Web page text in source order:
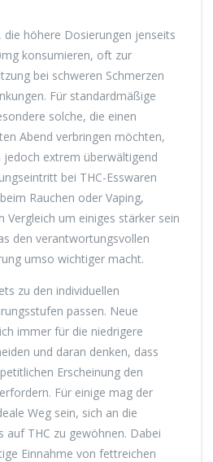
die höhere Dosierungen jenseits
konsumieren, oft zur
bei schweren Schmerzen
Für standardmäßige
solche, die einen
Abend verbringen möchten,
extrem überwältigend
bei THC-Esswaren
Rauchen oder Vaping,
Vergleich um einiges stärker sein
den verantwortungsvollen
umso wichtiger macht.
zu den individuellen
passen. Neue
immer für die niedrigere
und daran denken, dass
Erscheinung den
Für einige mag der
Weg sein, sich an die
auf THC zu gewöhnen. Dabei
Einnahme von fettreichen